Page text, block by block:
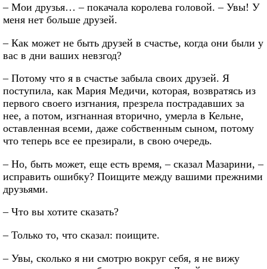
– Мои друзья… – покачала королева головой. – Увы! У
меня нет больше друзей.
– Как может не быть друзей в счастье, когда они были у
вас в дни ваших невзгод?
– Потому что я в счастье забыла своих друзей. Я
поступила, как Мария Медичи, которая, возвратясь из
первого своего изгнания, презрела пострадавших за
нее, а потом, изгнанная вторично, умерла в Кельне,
оставленная всеми, даже собственным сыном, потому
что теперь все ее презирали, в свою очередь.
– Но, быть может, еще есть время, – сказал Мазарини, –
исправить ошибку? Поищите между вашими прежними
друзьями.
– Что вы хотите сказать?
– Только то, что сказал: поищите.
– Увы, сколько я ни смотрю вокруг себя, я не вижу